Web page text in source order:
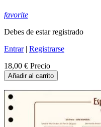
favorite
Debes de estar registrado
Entrar| Registrarse
18,00 € Precio
Añadir al carrito